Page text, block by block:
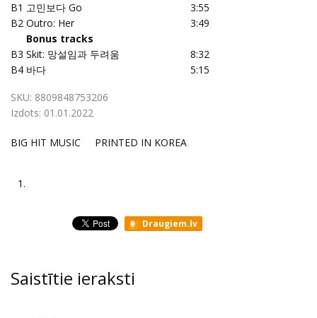
B1 고민보다 Go
3:55
B2 Outro: Her
3:49
Bonus tracks
B3 Skit: 망설임과 두려움
8:32
B4 바다 5:15
SKU: 8809848753206
Izdots: 01.01.2022
BIG HIT MUSIC PRINTED IN KOREA
1.
Draugiem.lv
Saistītie ieraksti